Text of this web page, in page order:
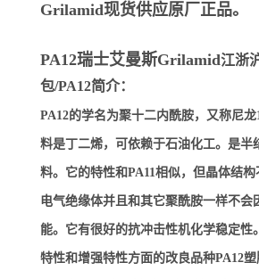
Grilamid现货供应原厂正品。
PA12瑞士艾曼斯Grilamid江浙
包/PA12简介：
PA12的学名为聚十二内酰胺，又称尼
料是丁二烯，可依赖于石油化工。是半
料。它的特性和PA11相似，但晶体结
电气绝缘体并且和其它聚酰胺一样不会
能。它有很好的抗冲击性机化学稳定性
特性和增强特性方面的改良品种PA12